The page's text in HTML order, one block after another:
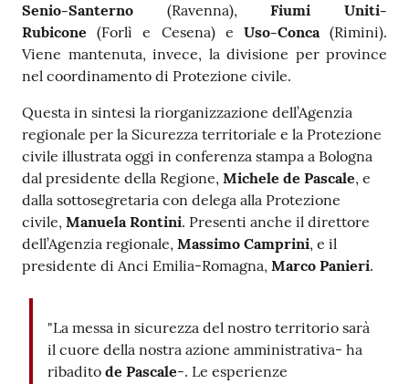
Senio-Santerno (Ravenna),Fiumi Uniti-
Rubicone (Forlì e Cesena) e Uso-Conca(Rimini).
Viene mantenuta, invece, la divisione per province
nel coordinamento di Protezione civile.
Questa in sintesi la riorganizzazione dell’Agenzia
regionale per la Sicurezza territoriale e la Protezione
civile illustrata oggi in conferenza stampa a Bologna
dal presidente della Regione, Michele de Pascale, e
dalla sottosegretaria con delega alla Protezione
civile, Manuela Rontini. Presenti anche il direttore
dell’Agenzia regionale, Massimo Camprini, e il
presidente di Anci Emilia-Romagna, Marco Panieri.
"La messa in sicurezza del nostro territorio sarà
il cuore della nostra azione amministrativa- ha
ribadito de Pascale-. Le esperienze